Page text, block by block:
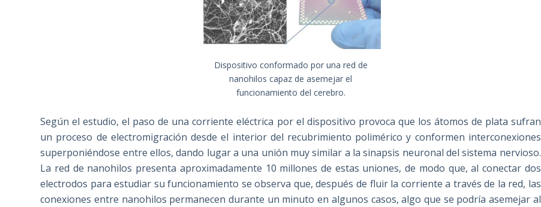
Dispositivo conformado por una red de
nanohilos capaz de asemejar el
funcionamiento del cerebro.
Según el estudio, el paso de una corriente eléctrica por el dispositivo provoca que los átomos de plata sufran
un proceso de electromigración desde el interior del recubrimiento polimérico y conformen interconexiones
superponiéndose entre ellos, dando lugar a una unión muy similar a la sinapsis neuronal del sistema nervioso.
La red de nanohilos presenta aproximadamente 10 millones de estas uniones, de modo que, al conectar dos
electrodos para estudiar su funcionamiento se observa que, después de fluir la corriente a través de la red, las
conexiones entre nanohilos permanecen durante un minuto en algunos casos, algo que se podría asemejar al